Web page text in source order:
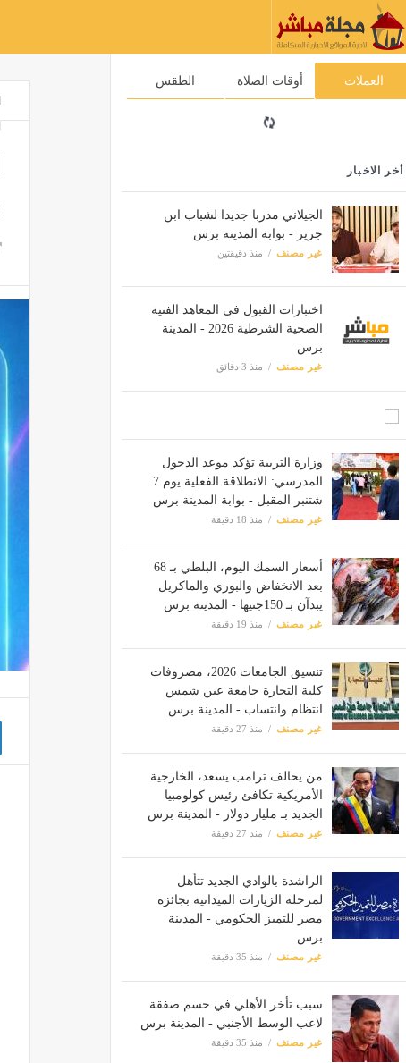
العملات أوقات الصلاة الطقس
أخر الاخبار
الجيلاني مدربا جديدا لشباب ابن
جرير - بوابة المدينة برس
غير مصنف منذ دقيقتين
اختبارات القبول في المعاهد الفنية
الصحية الشرطية 2026 - المدينة
برس
غير مصنف منذ 3 دقائق
وزارة التربية تؤكد موعد الدخول
المدرسي: الانطلاقة الفعلية يوم 7
شتنبر المقبل - بوابة المدينة برس
غير مصنف منذ 18 دقيقة
أسعار السمك اليوم، البلطي بـ 68
بعد الانخفاض والبوري والماكريل
يبدآن بـ 150جنيها - المدينة برس
غير مصنف منذ 19 دقيقة
تنسيق الجامعات 2026، مصروفات
كلية التجارة جامعة عين شمس
انتظام وانتساب - المدينة برس
غير مصنف منذ 27 دقيقة
من يحالف ترامب يسعد، الخارجية
الأمريكية تكافئ رئيس كولومبيا
الجديد بـ مليار دولار - المدينة برس
غير مصنف منذ 27 دقيقة
الراشدة بالوادي الجديد تتأهل
لمرحلة الزيارات الميدانية بجائزة
مصر للتميز الحكومي - المدينة
برس
غير مصنف منذ 35 دقيقة
سبب تأخر الأهلي في حسم صفقة
لاعب الوسط الأجنبي - المدينة برس
غير مصنف منذ 35 دقيقة